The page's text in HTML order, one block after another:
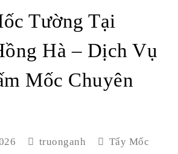
Tường Tại
Hà – Dịch Vụ
Mốc Chuyên
truonganh Tẩy Mốc